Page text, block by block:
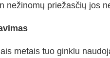
nežinomų priežasčių jos
metais tuo ginklu